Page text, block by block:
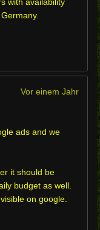
Vor einem Jahr
ads and we
it should be
budget as well.
on google.